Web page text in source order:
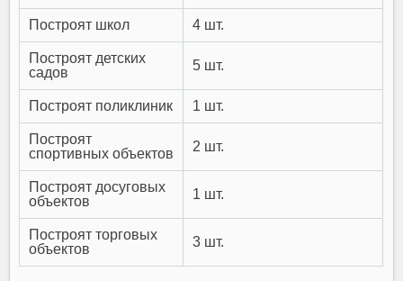
Построят школ 4 шт.
Построят детских
садов
5 шт.
Построят поликлиник 1 шт.
Построят
спортивных объектов
2 шт.
Построят досуговых
объектов
1 шт.
Построят торговых
объектов
3 шт.